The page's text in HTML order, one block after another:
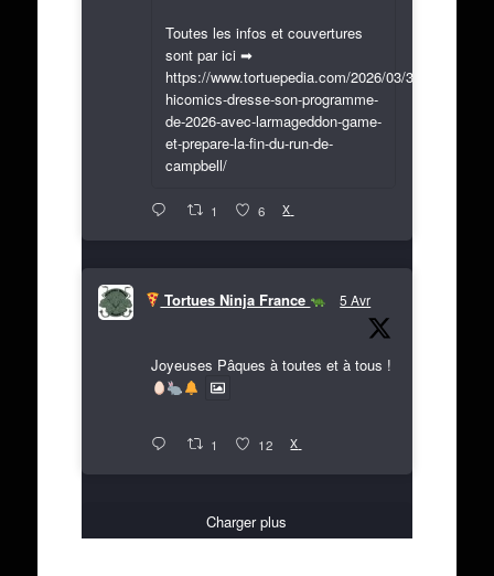
Toutes les infos et couvertures
sont par ici ➡
https://www.tortuepedia.com/2026/03/31/exclusif-
hicomics-dresse-son-programme-
de-2026-avec-larmageddon-game-
et-prepare-la-fin-du-run-de-
campbell/
1 6 X
Tortues Ninja France 5 Avr
Joyeuses Pâques à toutes et à tous !
1 12 X
Charger plus